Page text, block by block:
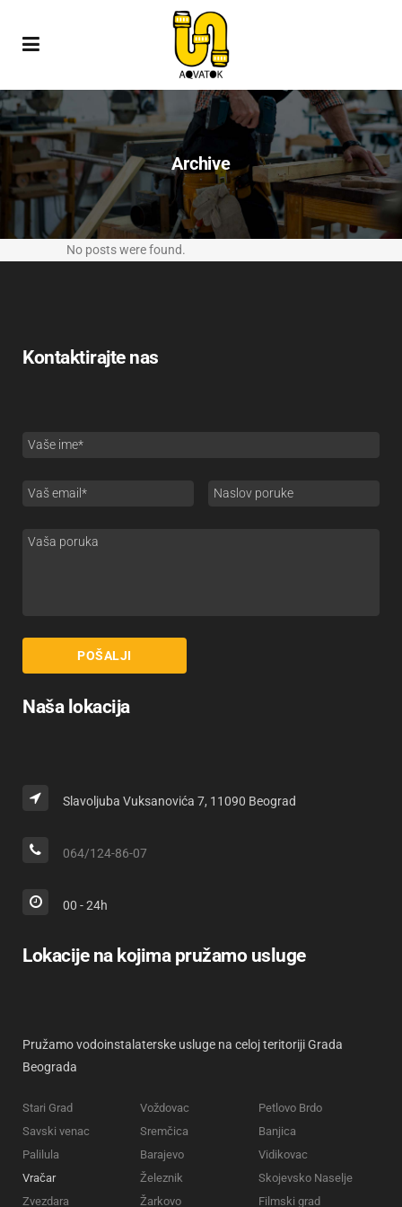
Archive
No posts were found.
Kontaktirajte nas
Naša lokacija
Slavoljuba Vuksanovića 7, 11090 Beograd
064/124-86-07
00 - 24h
Lokacije na kojima pružamo usluge
Pružamo vodoinstalaterske usluge na celoj teritoriji Grada
Beograda
Stari Grad
Savski venac
Palilula
Vračar
Zvezdara
Voždovac
Sremčica
Barajevo
Železnik
Žarkovo
Petlovo Brdo
Banjica
Vidikovac
Skojevsko Naselje
Filmski grad